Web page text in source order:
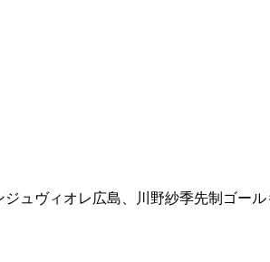
ジュヴィオレ広島、川野紗季先制ゴー